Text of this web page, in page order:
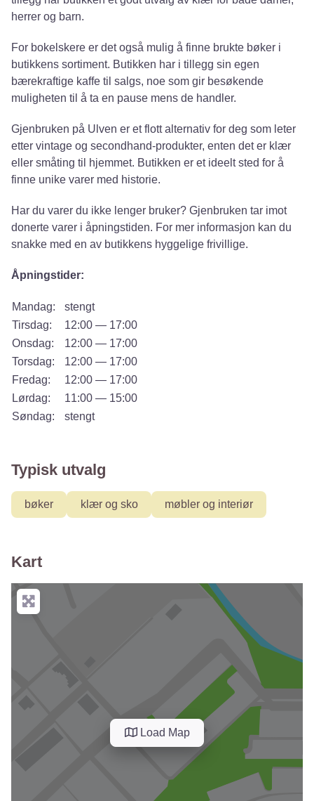
herrer og barn.
For bokelskere er det også mulig å finne brukte bøker i
butikkens sortiment. Butikken har i tillegg sin egen
bærekraftige kaffe til salgs, noe som gir besøkende
muligheten til å ta en pause mens de handler.
Gjenbruken på Ulven er et flott alternativ for deg som leter
etter vintage og secondhand-produkter, enten det er klær
eller småting til hjemmet. Butikken er et ideelt sted for å
finne unike varer med historie.
Har du varer du ikke lenger bruker? Gjenbruken tar imot
donerte varer i åpningstiden. For mer informasjon kan du
snakke med en av butikkens hyggelige frivillige.
Åpningstider:
Mandag:
stengt
Tirsdag:
12:00 — 17:00
Onsdag:
12:00 — 17:00
Torsdag:
12:00 — 17:00
Fredag:
12:00 — 17:00
Lørdag:
11:00 — 15:00
Søndag:
stengt
Typisk utvalg
bøker klær og sko møbler og interiør
Kart
Load Map